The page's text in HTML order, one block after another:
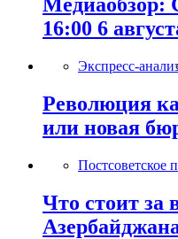
Медиаобзор:
16:00 6
Экспресс-
Революция
или новая
Постсоветское
Что стоит